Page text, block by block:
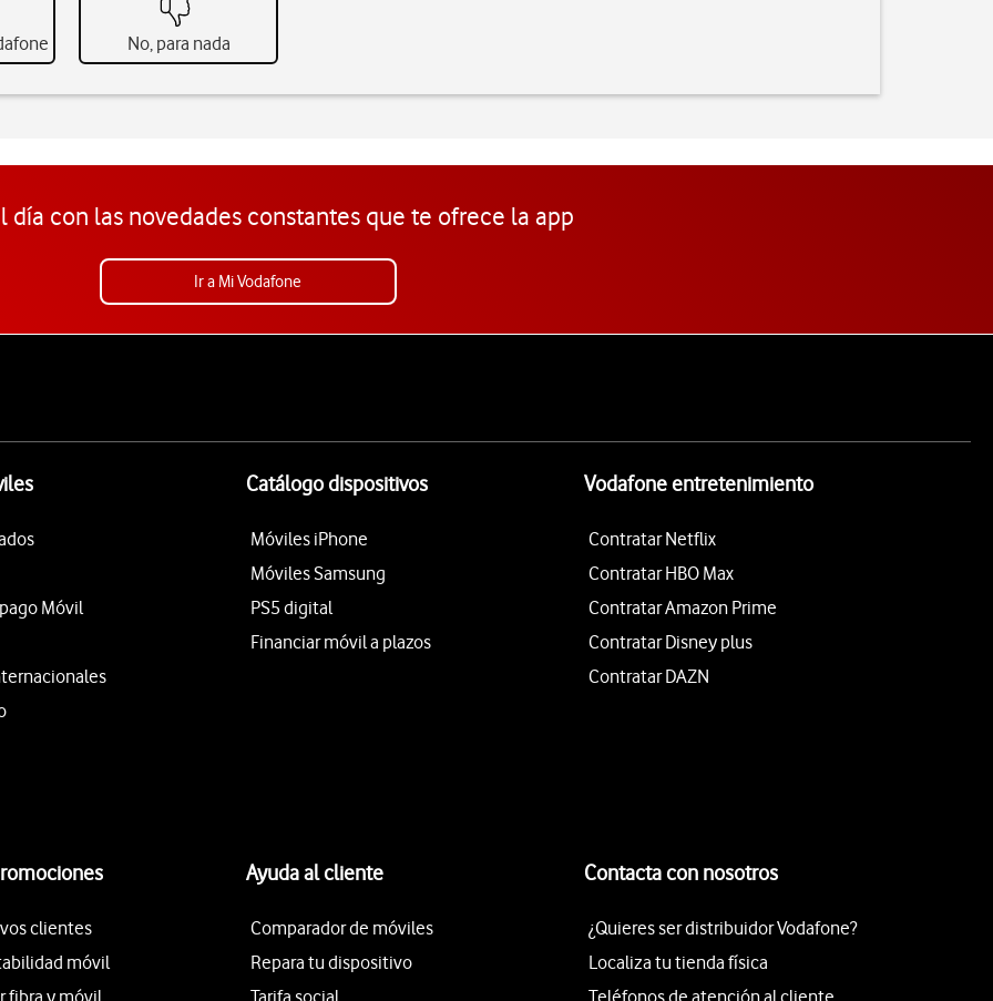
No, para nada
día con las novedades constantes que te ofrece la app
Ir a Mi Vodafone
Móvil
Catálogo dispositivos
Móviles iPhone
Móviles Samsung
PS5 digital
Financiar móvil a plazos
Vodafone entretenimiento
Contratar Netflix
Contratar HBO Max
Contratar Amazon Prime
Contratar Disney plus
Contratar DAZN
clientes
móvil
fibra y móvil
Ayuda al cliente
Comparador de móviles
Repara tu dispositivo
Tarifa social
Contacta con nosotros
¿Quieres ser distribuidor Vodafone?
Localiza tu tienda física
Teléfonos de atención al cliente